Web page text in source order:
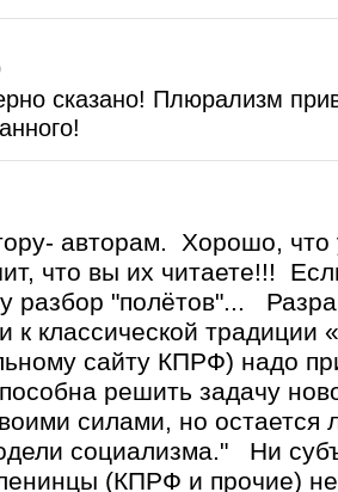
сказано! Плюрализм
авторам. Хорошо, что
что вы их читаете!!!
разбор "полётов"...
к классической традиции
сайту КПРФ) надо
решить задачу
силами, но
социализма." Ни
(КПРФ и прочие)